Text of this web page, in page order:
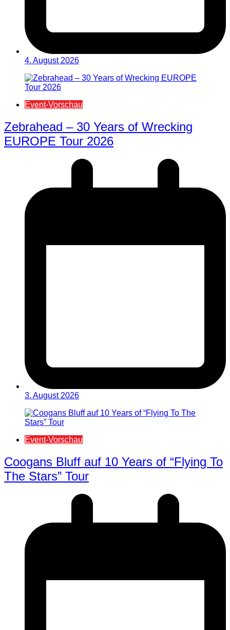
4. August 2026
Event-Vorschau
Zebrahead – 30 Years of Wrecking
EUROPE Tour 2026
3. August 2026
Event-Vorschau
Coogans Bluff auf 10 Years of “Flying To
The Stars” Tour